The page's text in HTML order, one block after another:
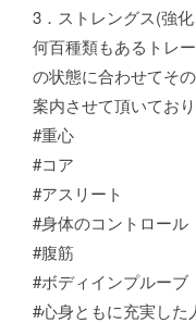
3．ストレングス(強
何百種類もあるトレ
の状態に合わせてそ
案内させて頂いてお
#重心
#コア
#アスリート
#身体のコントロール
#腹筋
#ボディインプルーブ
#心身ともに充実した